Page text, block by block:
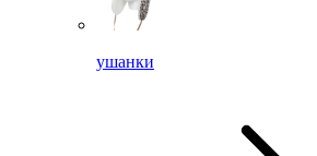
ушанки